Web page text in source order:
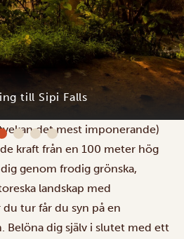
Lodge
packa med handduk och
vandra till Sipi Falls! Beläget i
regionen består fallen av
det mest imponerande)
kraft från en 100 meter hög
genom frodig grönska,
landskap med
tur får du syn på en
Belöna dig själv i slutet med ett